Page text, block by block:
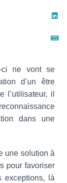
ci ne vont se
d’un être
l’utilisateur, il
dans une
une solution à
pour favoriser
exceptions, là